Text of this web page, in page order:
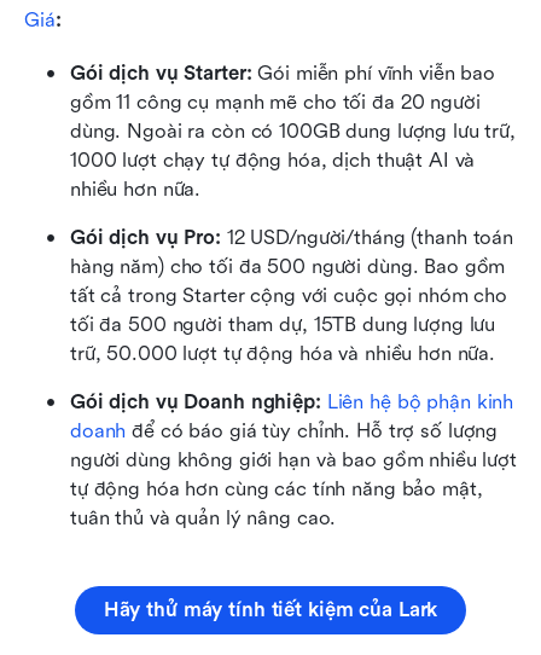
Giá:
Gói dịch vụ Starter: Gói miễn phí vĩnh viễn bao
gồm 11 công cụ mạnh mẽ cho tối đa 20 người
dùng. Ngoài ra còn có 100GB dung lượng lưu trữ,
1000 lượt chạy tự động hóa, dịch thuật AI và
nhiều hơn nữa.
Gói dịch vụ Pro: 12 USD/người/tháng (thanh toán
hàng năm) cho tối đa 500 người dùng. Bao gồm
tất cả trong Starter cộng với cuộc gọi nhóm cho
tối đa 500 người tham dự, 15TB dung lượng lưu
trữ, 50.000 lượt tự động hóa và nhiều hơn nữa.
Gói dịch vụ Doanh nghiệp: Liên hệ bộ phận kinh
doanh để có báo giá tùy chỉnh. Hỗ trợ số lượng
người dùng không giới hạn và bao gồm nhiều lượt
tự động hóa hơn cùng các tính năng bảo mật,
tuân thủ và quản lý nâng cao.
Hãy thử máy tính tiết kiệm của Lark